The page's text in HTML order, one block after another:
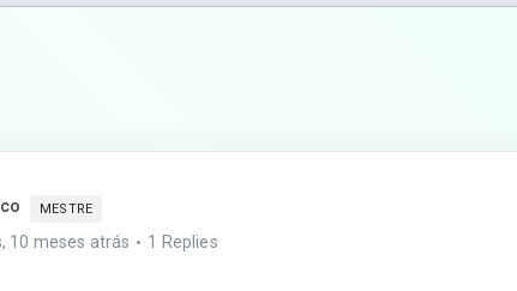
MESTRE
10 meses atrás 1 Replies